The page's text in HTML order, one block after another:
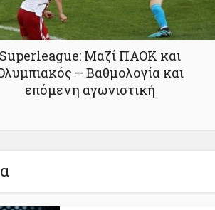
Superleague: Μαζί ΠΑΟΚ και
– Βαθμολογία και
επόμενη αγωνιστική